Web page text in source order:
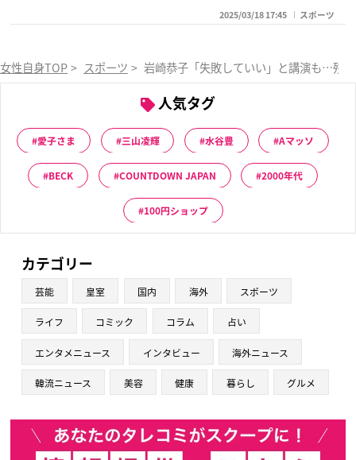
2025/03/18 17:45 スポーツ
女性自身TOP > スポーツ > 岩崎恭子「失敗していい」と講演も…残
人気タグ
愛子さま 三山凌輝 水谷豊 Aマッソ
BECK COUNTDOWN JAPAN 2000年代
100円ショップ
カテゴリー
芸能 皇室 国内 海外 スポーツ
ライフ コミック コラム 占い
エンタメニュース インタビュー 海外ニュース
韓流ニュース 美容 健康 暮らし グルメ